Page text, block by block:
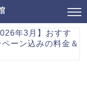
年3月】おすす
ーン込みの料金＆